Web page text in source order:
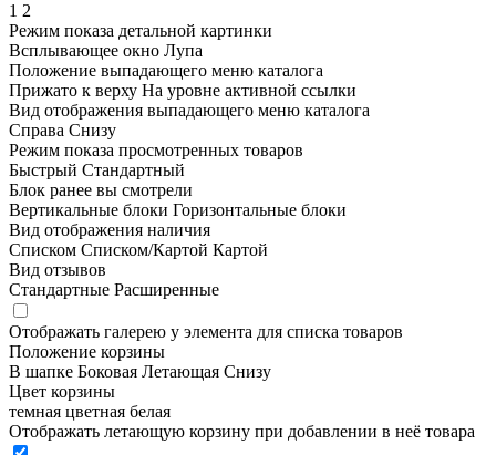
1 2
Режим показа детальной картинки
Всплывающее окно Лупа
Положение выпадающего меню каталога
Прижато к верху На уровне активной ссылки
Вид отображения выпадающего меню каталога
Справа Снизу
Режим показа просмотренных товаров
Быстрый Стандартный
Блок ранее вы смотрели
Вертикальные блоки Горизонтальные блоки
Вид отображения наличия
Списком Списком/Картой Картой
Вид отзывов
Стандартные Расширенные
Отображать галерею у элемента для списка товаров
Положение корзины
В шапке Боковая Летающая Снизу
Цвет корзины
темная цветная белая
Отображать летающую корзину при добавлении в неё товара